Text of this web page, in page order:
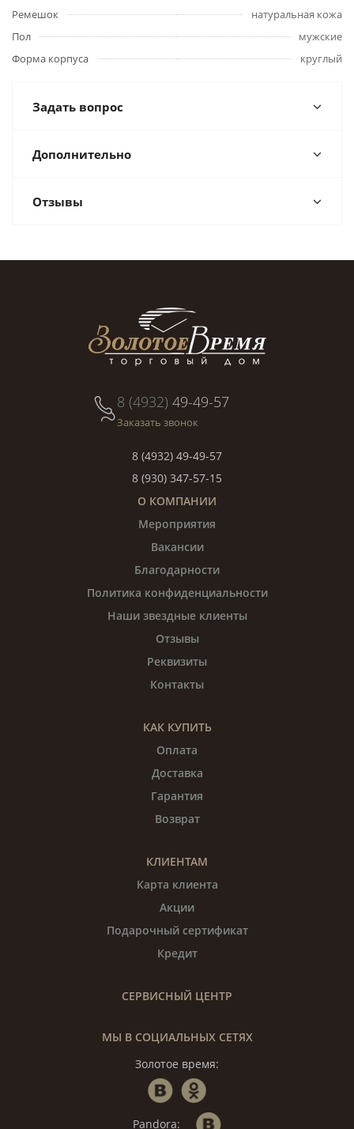
Ремешок
натуральная кожа
Пол
мужские
Форма корпуса
круглый
Задать вопрос
Дополнительно
Отзывы
8 (4932) 49-49-57
Заказать звонок
8 (4932) 49-49-57
8 (930) 347-57-15
О КОМПАНИИ
Мероприятия
Вакансии
Благодарности
Политика конфиденциальности
Наши звездные клиенты
Отзывы
Реквизиты
Контакты
КАК КУПИТЬ
Оплата
Доставка
Гарантия
Возврат
КЛИЕНТАМ
Карта клиента
Акции
Подарочный сертификат
Кредит
СЕРВИСНЫЙ ЦЕНТР
МЫ В СОЦИАЛЬНЫХ СЕТЯХ
Золотое время:
Pandora: